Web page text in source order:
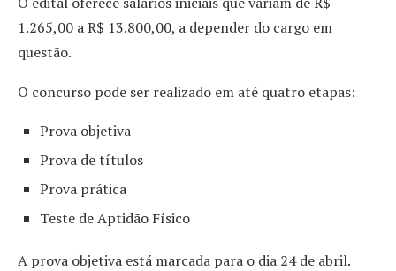
1.265,00 a R$ 13.800,00, a depender do cargo em
questão.
O concurso pode ser realizado em até quatro etapas:
Prova objetiva
Prova de títulos
Prova prática
Teste de Aptidão Físico
A prova objetiva está marcada para o dia 24 de abril.